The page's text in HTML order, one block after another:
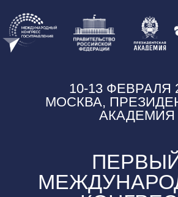
АКАДЕМИЯ
ПЕРВЫЙ
ГОСУДАРСТВЕННОГО
УПРАВЛЕНИЯ